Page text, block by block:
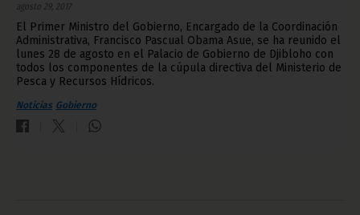
agosto 29, 2017
El Primer Ministro del Gobierno, Encargado de la Coordinación
Administrativa, Francisco Pascual Obama Asue, se ha reunido el
lunes 28 de agosto en el Palacio de Gobierno de Djibloho con
todos los componentes de la cúpula directiva del Ministerio de
Pesca y Recursos Hídricos.
Noticias Gobierno